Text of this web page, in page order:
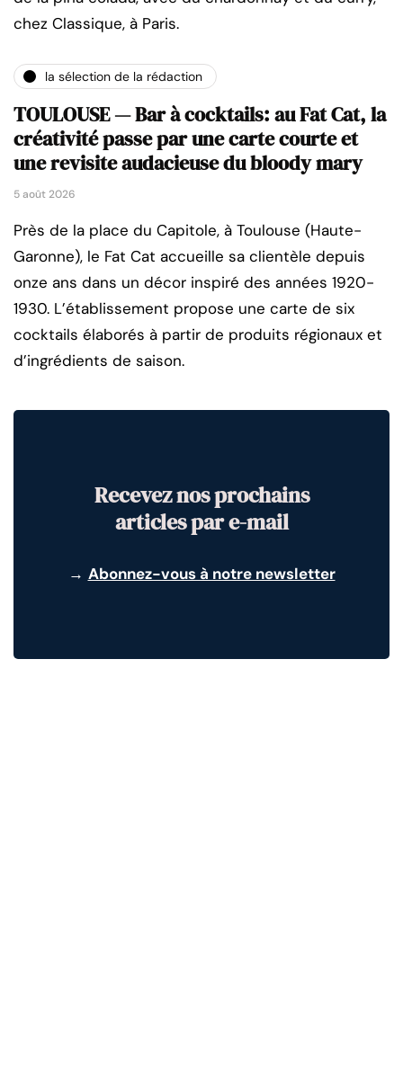
chez Classique, à Paris.
la sélection de la rédaction
TOULOUSE — Bar à cocktails: au Fat Cat, la
créativité passe par une carte courte et
une revisite audacieuse du bloody mary
5 août 2026
Près de la place du Capitole, à Toulouse (Haute-
Garonne), le Fat Cat accueille sa clientèle depuis
onze ans dans un décor inspiré des années 1920-
1930. L’établissement propose une carte de six
cocktails élaborés à partir de produits régionaux et
d’ingrédients de saison.
Recevez nos prochains
articles par e-mail
→ Abonnez-vous à notre newsletter